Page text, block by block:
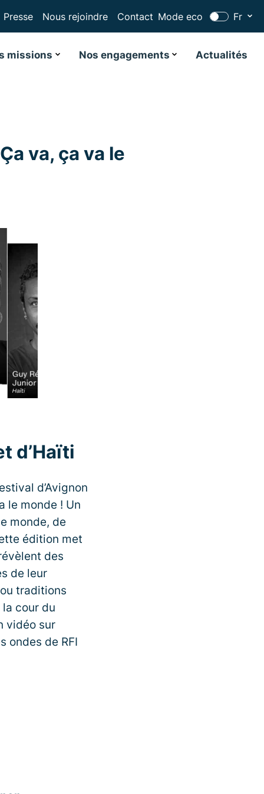
Presse Nous rejoindre Contact Mode eco Fr
missions Nos engagements Actualités
va, ça va le
d’Haïti
d’Avignon
le monde ! Un
monde, de
édition met
des
de leur
traditions
cour du
vidéo sur
ondes de RFI